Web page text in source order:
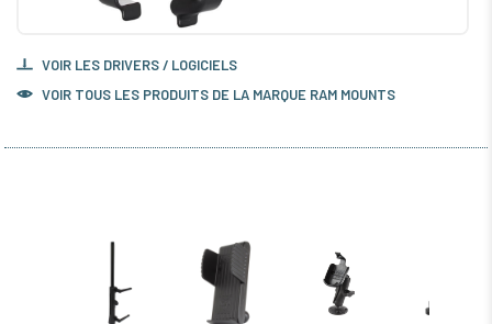
VOIR LES DRIVERS / LOGICIELS
VOIR TOUS LES PRODUITS DE LA MARQUE RAM MOUNTS